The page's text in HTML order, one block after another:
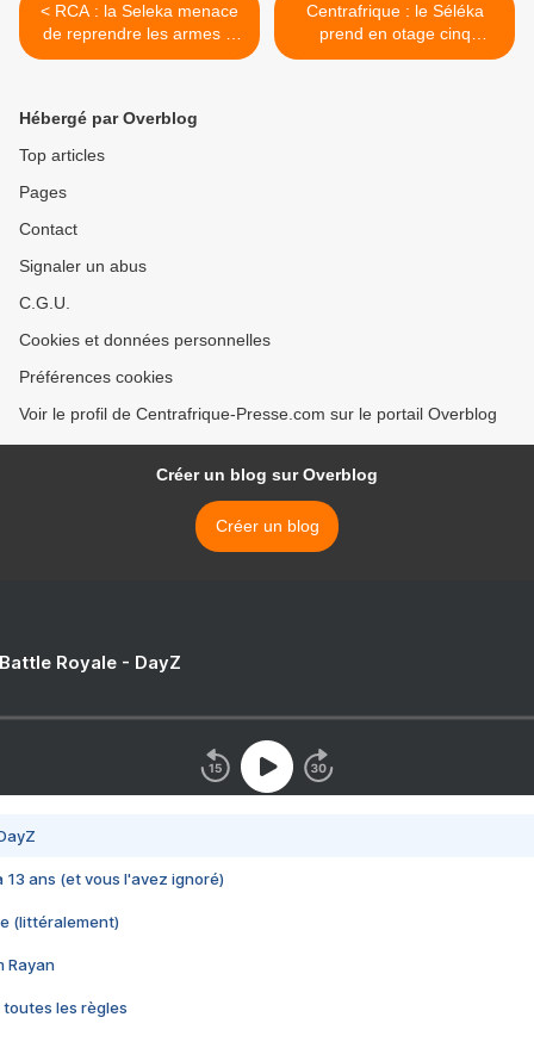
< RCA : la Seleka menace
de reprendre les armes si
Bangui n'accède pas à ses
Centrafrique : le Séléka
prend en otage cinq
ministres >
Hébergé par Overblog
Top articles
Pages
Contact
Signaler un abus
C.G.U.
Cookies et données personnelles
Préférences cookies
Voir le profil de Centrafrique-Presse.com sur le portail Overblog
Créer un blog sur Overblog
Créer un blog
Royale - DayZ
13 ans (et vous l'avez ignoré)
(littéralement)
Rayan
toutes les règles